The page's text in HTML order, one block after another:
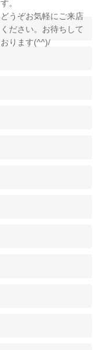
す。
どうぞお気軽にご来店
ください。お待ちして
おります(^^)/